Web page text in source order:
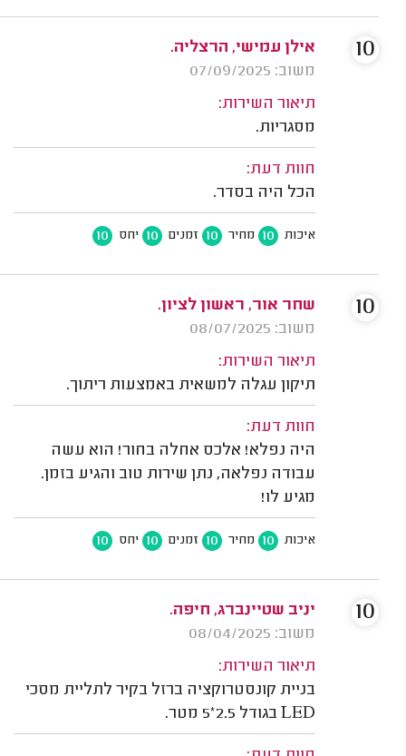
אילן עמישי, הרצליה.
משוב: 07/09/2025
תיאור השירות:
מסגריות.
חוות דעת:
הכל היה בסדר.
איכות 10 מחיר 10 זמנים 10 יחס 10
10
שחר אור, ראשון לציון.
משוב: 08/07/2025
תיאור השירות:
תיקון עגלה למשאית באמצעות ריתוך.
חוות דעת:
היה נפלא! אלכס אחלה בחור! הוא עשה
עבודה נפלאה, נתן שירות טוב והגיע בזמן.
מגיע לו!
איכות 10 מחיר 10 זמנים 10 יחס 10
10
יניב שטיינברג, חיפה.
משוב: 08/04/2025
תיאור השירות:
בניית קונסטרוקציה ברזל בקיר לתליית מסכי
LED בגודל 2.5*5 מטר.
10